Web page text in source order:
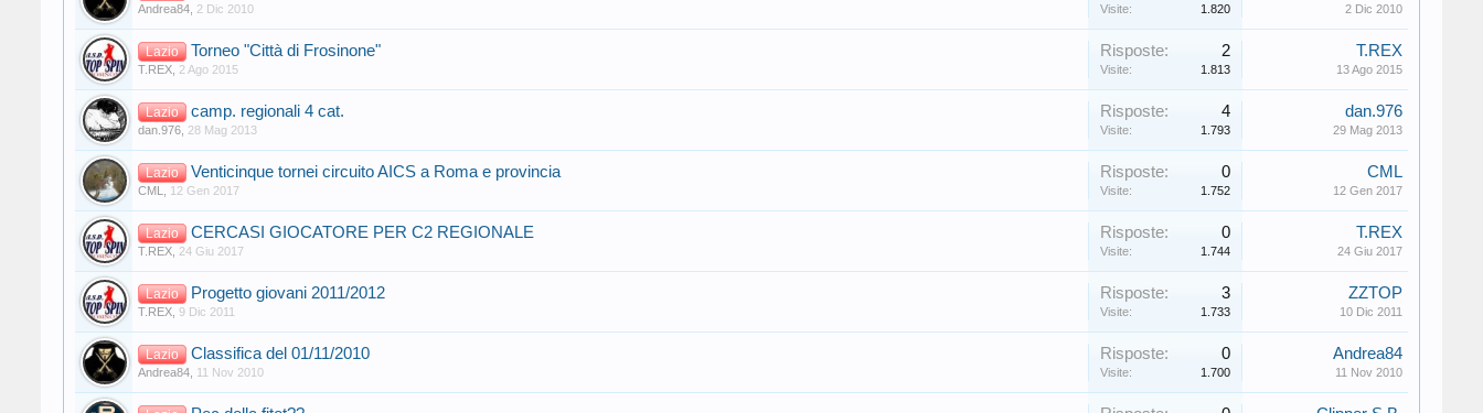
Andrea84 2 Dic 2010 Visite: 1.820 2 Dic 2010
Lazio Torneo "Città di Frosinone"
T.REX 2 Ago 2015
Risposte: 2
Visite: 1.813
T.REX
13 Ago 2015
Lazio camp. regionali 4 cat.
dan.976 28 Mag 2013
Risposte: 4
Visite: 1.793
dan.976
29 Mag 2013
Lazio Venticinque tornei circuito AICS a Roma e provincia
CML 12 Gen 2017
Risposte: 0
Visite: 1.752
CML
12 Gen 2017
Lazio CERCASI GIOCATORE PER C2 REGIONALE
T.REX 24 Giu 2017
Risposte: 0
Visite: 1.744
T.REX
24 Giu 2017
Lazio Progetto giovani 2011/2012
T.REX 9 Dic 2011
Risposte: 3
Visite: 1.733
ZZTOP
10 Dic 2011
Lazio Classifica del 01/11/2010
Andrea84 11 Nov 2010
Risposte: 0
Visite: 1.700
Andrea84
11 Nov 2010